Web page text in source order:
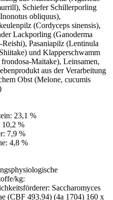
Schiefer Schillerporling
obliquus),
(Cordyceps sinensis),
Lackporling (Ganoderma
Pasaniapilz (Lentinula
und Klapperschwamm
Maitake), Leinsamen,
aus der Verarbeitung
Obst (Melone, cucumis
23,1 %
10,2 %
7,9 %
4,8 %
kg:
Saccharomyces
(CBF 493.94) (4a 1704) 160 x